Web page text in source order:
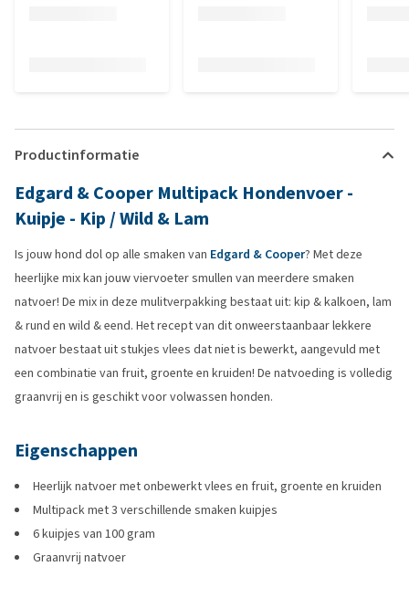
Productinformatie
Edgard & Cooper Multipack Hondenvoer -
Kuipje - Kip / Wild & Lam
Is jouw hond dol op alle smaken van Edgard & Cooper? Met deze
heerlijke mix kan jouw viervoeter smullen van meerdere smaken
natvoer! De mix in deze mulitverpakking bestaat uit: kip & kalkoen, lam
& rund en wild & eend. Het recept van dit onweerstaanbaar lekkere
natvoer bestaat uit stukjes vlees dat niet is bewerkt, aangevuld met
een combinatie van fruit, groente en kruiden! De natvoeding is volledig
graanvrij en is geschikt voor volwassen honden.
Eigenschappen
Heerlijk natvoer met onbewerkt vlees en fruit, groente en kruiden
Multipack met 3 verschillende smaken kuipjes
6 kuipjes van 100 gram
Graanvrij natvoer